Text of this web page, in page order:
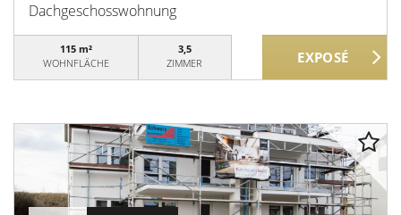
Dachgeschosswohnung
115 m²
WOHNFLÄCHE
3,5
ZIMMER